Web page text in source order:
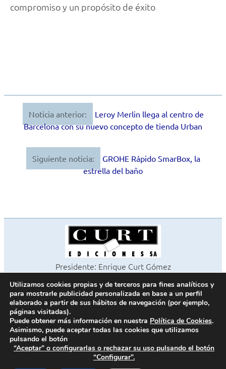
compromiso y un propósito de éxito
Navegación
entradas
Noticia anterior:
Leroy Merlin llega al centro de
Barcelona con su nuevo concepto de tienda Urban
Siguiente noticia:
GROHE Rápido SmarBox, la
estrella del baño
Presidente: Enrique Curt Gómez
©2026 Revista Cocinas y Baños
Todos los derechos reservados
Paseo de Gracia, 63. 1º 2ª. 08008 Barcelona -
Fax 933 183 505
Política de cookies
Utilizamos cookies propias y de terceros para fines analíticos y
para mostrarle publicidad personalizada en base a un perfil
elaborado a partir de sus hábitos de navegación (por ejemplo,
páginas visitadas).
Puede obtener más información en nuestra Política de Cookies.
Asimismo, puede aceptar todas las cookies que utilizamos
pulsando el botón
“Aceptar” o configurarlas o rechazar su uso pulsando el botón
“Configurar”.